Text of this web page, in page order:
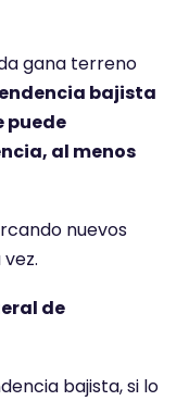
gana terreno
bajista
puede
al menos
nuevos
de
bajista, si lo